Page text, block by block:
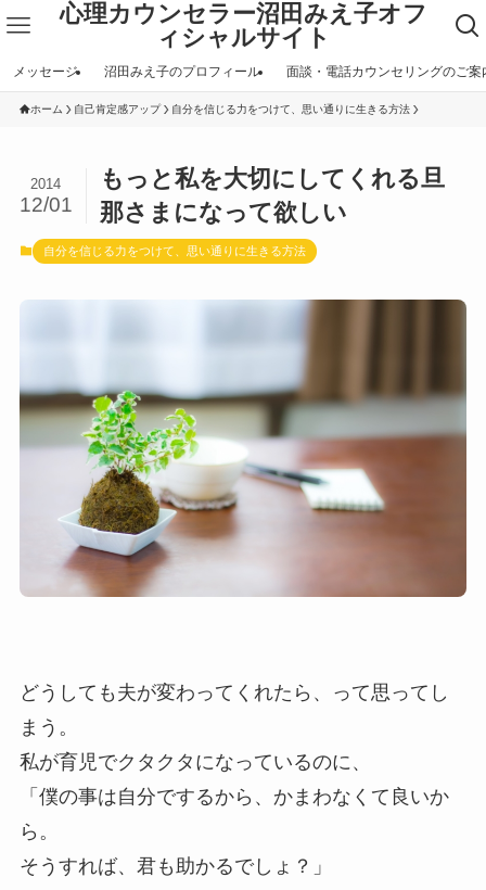
心理カウンセラー沼田みえ子オフ
ィシャルサイト
メッセージ 沼田みえ子のプロフィール 面談・電話カウンセリングのご案
ホーム 自己肯定感アップ 自分を信じる力をつけて、思い通りに生きる方法
もっと私を大切にしてくれる旦
那さまになって欲しい
2014
12/01
自分を信じる力をつけて、思い通りに生きる方法
どうしても夫が変わってくれたら、って思ってし
まう。
私が育児でクタクタになっているのに、
「僕の事は自分でするから、かまわなくて良いか
ら。
そうすれば、君も助かるでしょ？」